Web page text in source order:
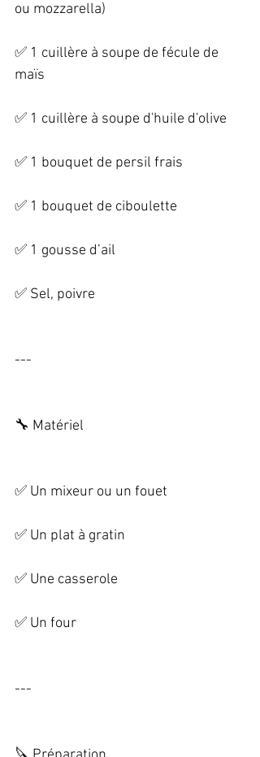
ou mozzarella)
✅ 1 cuillère à soupe de fécule de
maïs
✅ 1 cuillère à soupe d'huile d'olive
✅ 1 bouquet de persil frais
✅ 1 bouquet de ciboulette
✅ 1 gousse d’ail
✅ Sel, poivre
---
🔧 Matériel
✅ Un mixeur ou un fouet
✅ Un plat à gratin
✅ Une casserole
✅ Un four
---